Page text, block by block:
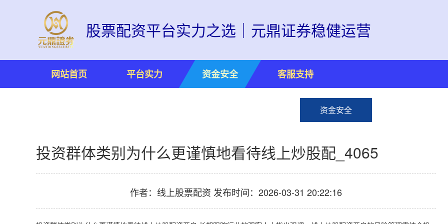
股票配资平台实力之选｜元鼎证券稳健运营
网站首页 平台实力 资金安全 客服支持
资金安全
投资群体类别为什么更谨慎地看待线上炒股配_4065
作者：线上股票配资 发布时间：2026-03-31 20:22:16